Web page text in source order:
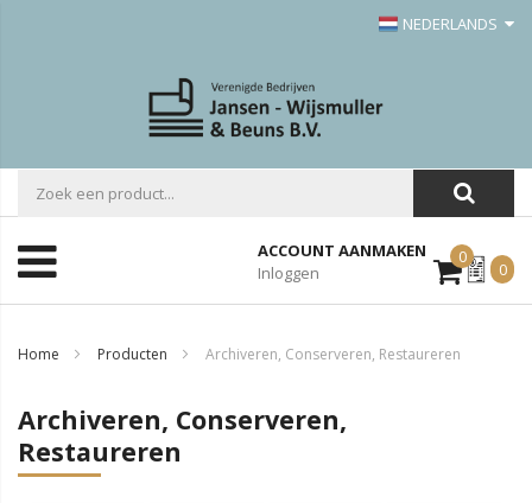
NEDERLANDS
ACCOUNT AANMAKEN
Inloggen
0Mijn
Offerte
0
Home Producten Archiveren, Conserveren, Restaureren
Archiveren, Conserveren,
Restaureren